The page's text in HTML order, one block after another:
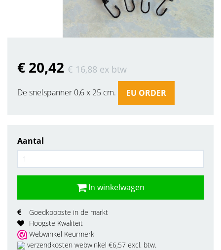
€ 20,42 € 16,88 ex btw
De snelspanner 0,6 x 25 cm. EU ORDER
Aantal
In winkelwagen
Goedkoopste in de markt
Hoogste Kwaliteit
Webwinkel Keurmerk
verzendkosten webwinkel €6,57 excl. btw.